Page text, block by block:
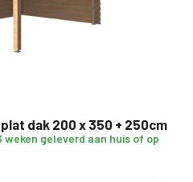
dak 200 x 350 + 250cm
weken geleverd aan huis of op